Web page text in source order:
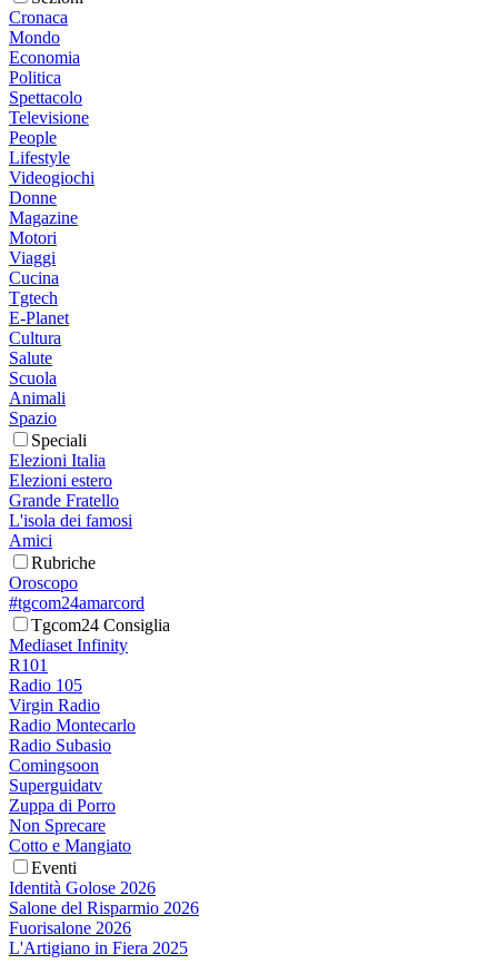
Cronaca
Mondo
Economia
Politica
Spettacolo
Televisione
People
Lifestyle
Videogiochi
Donne
Magazine
Motori
Viaggi
Cucina
Tgtech
E-Planet
Cultura
Salute
Scuola
Animali
Spazio
Speciali
Elezioni Italia
Elezioni estero
Grande Fratello
L'isola dei famosi
Amici
Rubriche
Oroscopo
#tgcom24amarcord
Tgcom24 Consiglia
Mediaset Infinity
R101
Radio 105
Virgin Radio
Radio Montecarlo
Radio Subasio
Comingsoon
Superguidatv
Zuppa di Porro
Non Sprecare
Cotto e Mangiato
Eventi
Identità Golose 2026
Salone del Risparmio 2026
Fuorisalone 2026
L'Artigiano in Fiera 2025